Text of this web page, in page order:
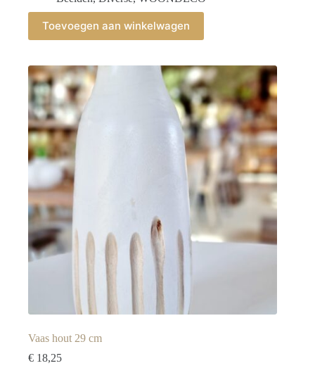
Toevoegen aan winkelwagen
Vaas hout 29 cm
€ 18,25